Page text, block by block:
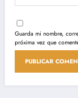
Guarda mi nombre,
próxima vez que